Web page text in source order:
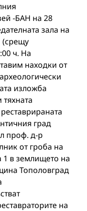
-БАН на 28
зала на
ч. На
находки от
изложба
тяхната
град
проф. д-р
от гроба на
1 в землището на
Тополовград
на